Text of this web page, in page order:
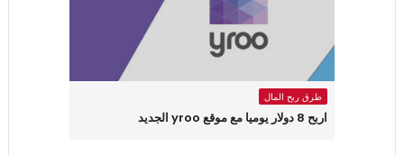
طرق ربح المال
اربح 8 دولار يوميا مع موقع yroo الجديد